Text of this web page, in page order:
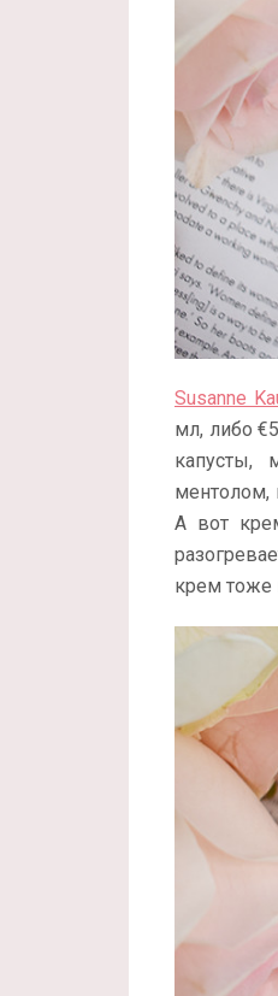
Susanne
мл, либо
капусты,
ментолом,
А вот
крем тоже